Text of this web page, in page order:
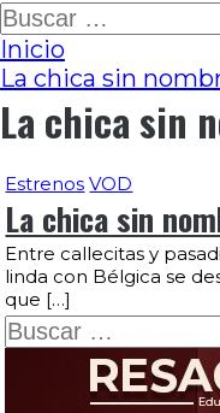
Ir
al
contenido
Buscar:
Inicio
La chica sin
La chica sin
Estrenos VOD
La chica sin
Entre callecitas y
linda con Bélgica se
que […]
Buscar: